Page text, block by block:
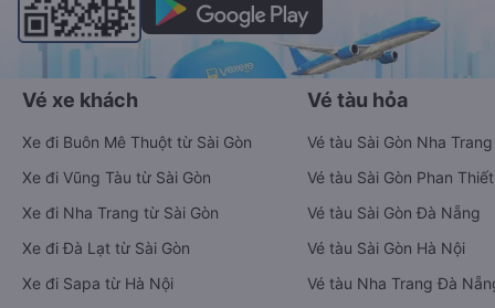
Vé xe khách
Xe đi Buôn Mê Thuột từ Sài Gòn
Xe đi Vũng Tàu từ Sài Gòn
Xe đi Nha Trang từ Sài Gòn
Xe đi Đà Lạt từ Sài Gòn
Xe đi Sapa từ Hà Nội
Vé tàu hỏa
Vé tàu Sài Gòn Nha Trang
Vé tàu Sài Gòn Phan Thiết
Vé tàu Sài Gòn Đà Nẵng
Vé tàu Sài Gòn Hà Nội
Vé tàu Nha Trang Đà